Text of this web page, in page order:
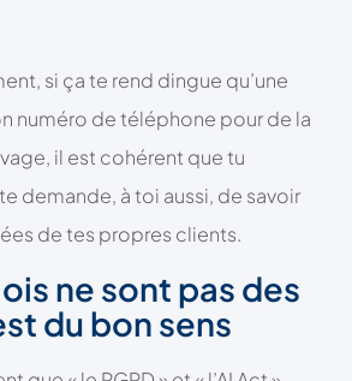
si ça te rend dingue qu’une
numéro de téléphone pour de la
il est cohérent que tu
demande, à toi aussi, de savoir
de tes propres clients.
ne sont pas des
du bon sens